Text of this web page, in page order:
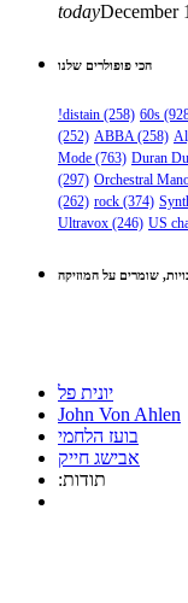
todayDecember
הכי פופולרים שלנו
!distain (258) 60s
(252) ABBA(258)
Mode (763) Duran
(297) Orchestral
(262) rock (374)
Ultravox (246) US
שומרים על המוזיקה
יונית פל
John Von Ahlen
בועז הלחמי
אבישג חייק
:תודות